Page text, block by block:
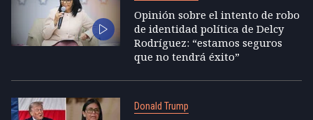
Opinión sobre el intento de robo
de identidad política de Delcy
Rodríguez: “estamos seguros
que no tendrá éxito”
Donald Trump